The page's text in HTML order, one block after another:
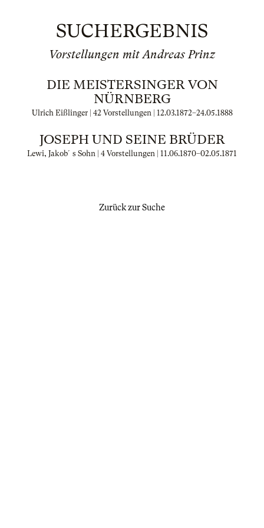
SUCHERGEBNIS
Vorstellungen mit Andreas Prinz
DIE MEISTERSINGER VON
NÜRNBERG
Ulrich Eißlinger | 42 Vorstellungen | 12.03.1872–24.05.1888
JOSEPH UND SEINE BRÜDER
Lewi, Jakob´s Sohn | 4 Vorstellungen | 11.06.1870–02.05.1871
Zurück zur Suche